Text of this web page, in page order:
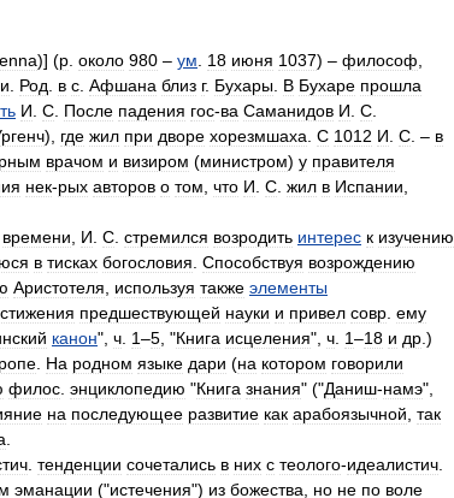
)] (p около 980 – ум 18 июня 1037) – философ
Род в с Афшана близ г. Бухары В Бухаре прошла
И С После падения гос-ва Саманидов И С
), где жил при дворе хорезмшаха С 1012 И С . – в
врачом и визиром (министром) у правителя
нек-рых авторов о том что И С жил в Испании
времени И С стремился возродить интерес к изучению
в тисках богословия Способствуя возрождению
Аристотеля используя также элементы
предшествующей науки и привел совр ему
канон", ч 1–5 , "Книга исцеления", ч 1–18 и др .)
На родном языке дари (на котором говорили
филос энциклопедию "Книга знания" ("Даниш-намэ",
на последующее развитие как арабоязычной так
тенденции сочетались в них с теолого-идеалистич
эманации ("истечения") из божества но не по воле